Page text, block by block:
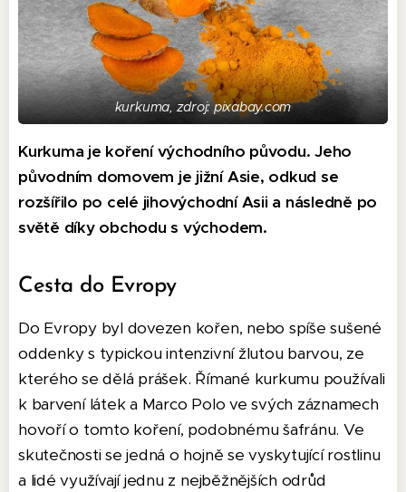
kurkuma, zdroj: pixabay.com
Kurkuma je koření východního původu. Jeho
původním domovem je jižní Asie, odkud se
rozšířilo po celé jihovýchodní Asii a následně po
světě díky obchodu s východem.
Cesta do Evropy
Do Evropy byl dovezen kořen, nebo spíše sušené
oddenky s typickou intenzivní žlutou barvou, ze
kterého se dělá prášek. Římané kurkumu používali
k barvení látek a Marco Polo ve svých záznamech
hovoří o tomto koření, podobnému šafránu. Ve
skutečnosti se jedná o hojně se vyskytující rostlinu
a lidé využívají jednu z nejběžnějších odrůd